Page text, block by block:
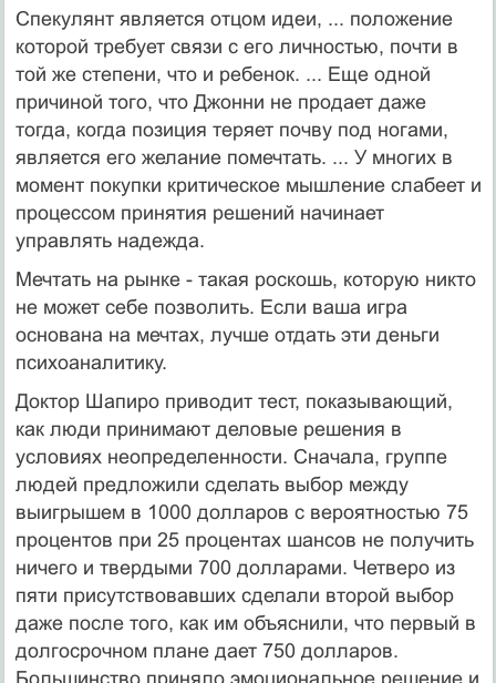
Спекулянт является отцом идеи, ... положение
которой требует связи с его личностью, почти в
той же степени, что и ребенок. ... Еще одной
причиной того, что Джонни не продает даже
тогда, когда позиция теряет почву под ногами,
является его желание помечтать. ... У многих в
момент покупки критическое мышление слабеет и
процессом принятия решений начинает
управлять надежда.
Мечтать на рынке - такая роскошь, которую никто
не может себе позволить. Если ваша игра
основана на мечтах, лучше отдать эти деньги
психоаналитику.
Доктор Шапиро приводит тест, показывающий,
как люди принимают деловые решения в
условиях неопределенности. Сначала, группе
людей предложили сделать выбор между
выигрышем в 1000 долларов с вероятностью 75
процентов при 25 процентах шансов не получить
ничего и твердыми 700 долларами. Четверо из
пяти присутствовавших сделали второй выбор
даже после того, как им объяснили, что первый в
долгосрочном плане дает 750 долларов.
Большинство приняло эмоциональное решение и